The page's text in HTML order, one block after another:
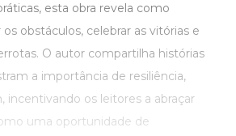
esta obra revela como
obstáculos, celebrar as vitórias e
O autor compartilha histórias
a importância de resiliência,
incentivando os leitores a abraçar
uma oportunidade de